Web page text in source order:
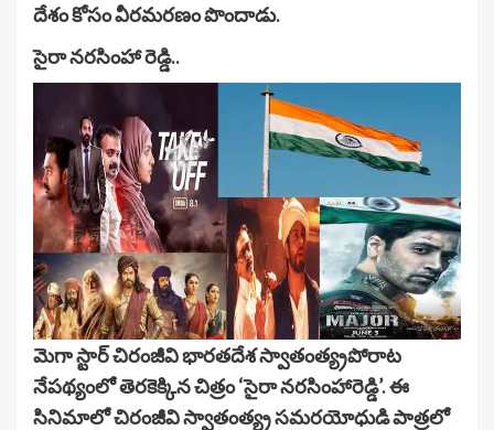
దేశం కోసం వీరమరణం పొందాడు.
సైరా నరసింహా రెడ్డి..
మెగా స్టార్ చిరంజీవి భారతదేశ స్వాతంత్య్రపోరాట
నేపథ్యంలో తెరకెక్కిన చిత్రం ‘సైరా నరసింహారెడ్డి’. ఈ
సినిమాలో చిరంజీవి స్వాతంత్య్ర సమరయోధుడి పాత్రలో